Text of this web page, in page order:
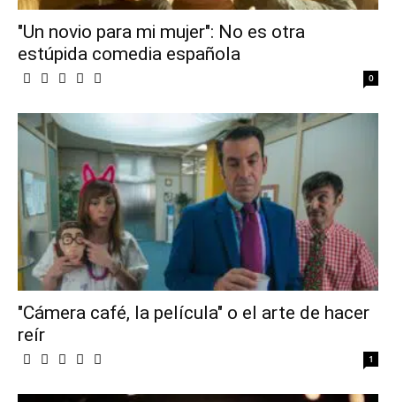
"Un novio para mi mujer": No es otra
estúpida comedia española
0
"Cámera café, la película" o el arte de hacer
reír
1